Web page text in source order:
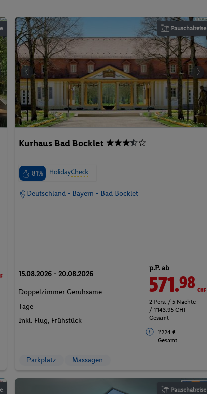
Pauschalreise
Kurhaus Bad Bocklet
81%
Deutschland - Bayern - Bad Bocklet
15.08.2026 - 20.08.2026
Doppelzimmer Geruhsame
Tage
Inkl. Flug, Frühstück
p.P. ab
571.98CHF
2 Pers. / 5 Nächte
/ 1'143.95 CHF
Gesamt
1'224 €
Gesamt
Parkplatz Massagen
Pauschalreise